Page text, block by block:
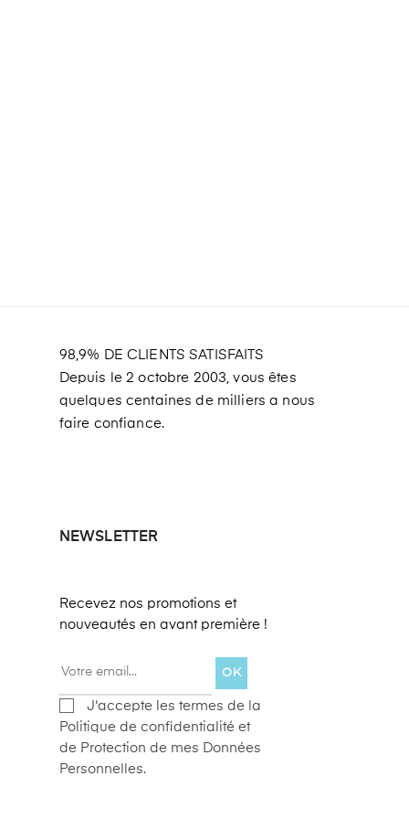
98,9% DE CLIENTS SATISFAITS
Depuis le 2 octobre 2003, vous êtes
quelques centaines de milliers a nous
faire confiance.
NEWSLETTER
Recevez nos promotions et
nouveautés en avant première !
OK
J'accepte les termes de la
Politique de confidentialité et
de Protection de mes Données
Personnelles.